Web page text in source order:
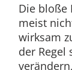
Die bloße
meist
wirksam
der Regel